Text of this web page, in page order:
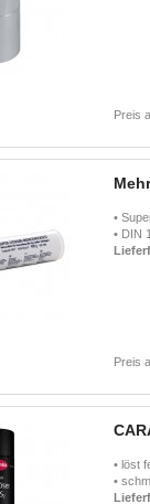
Preis
•
• DIN
-
Preis
• löst
•